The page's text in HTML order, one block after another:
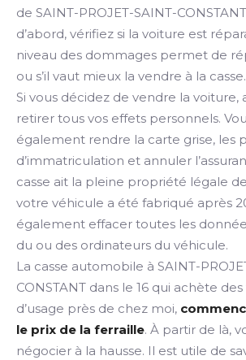
de SAINT-PROJET-SAINT-
d’abord, vérifiez si la voiture est
niveau des dommages permet de
ou s’il vaut mieux la vendre à la casse.
Si vous décidez de vendre la voiture,
retirer tous vos effets personnels.
également rendre la carte grise, les
d’immatriculation et annuler
casse ait la pleine propriété légale
votre véhicule a été fabriqué après
également effacer toutes les
du ou des ordinateurs du véhicule.
La casse automobile à SAINT-
CONSTANT dans le 16 qui achète
d’usage près de chez moi,
le prix de la ferraille. À partir de là,
négocier à la hausse. Il est utile de